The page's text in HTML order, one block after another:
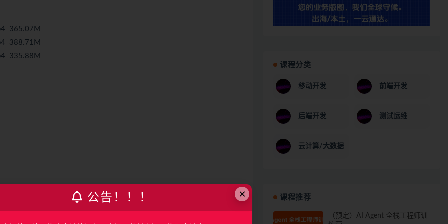
365.07M
388.71M
335.88M
课程分类
移动开发 前端开发
后端开发 测试运维
云计算/大数据
课程推荐
（预定）AI Agent 全栈工程师训
×
公告！！！